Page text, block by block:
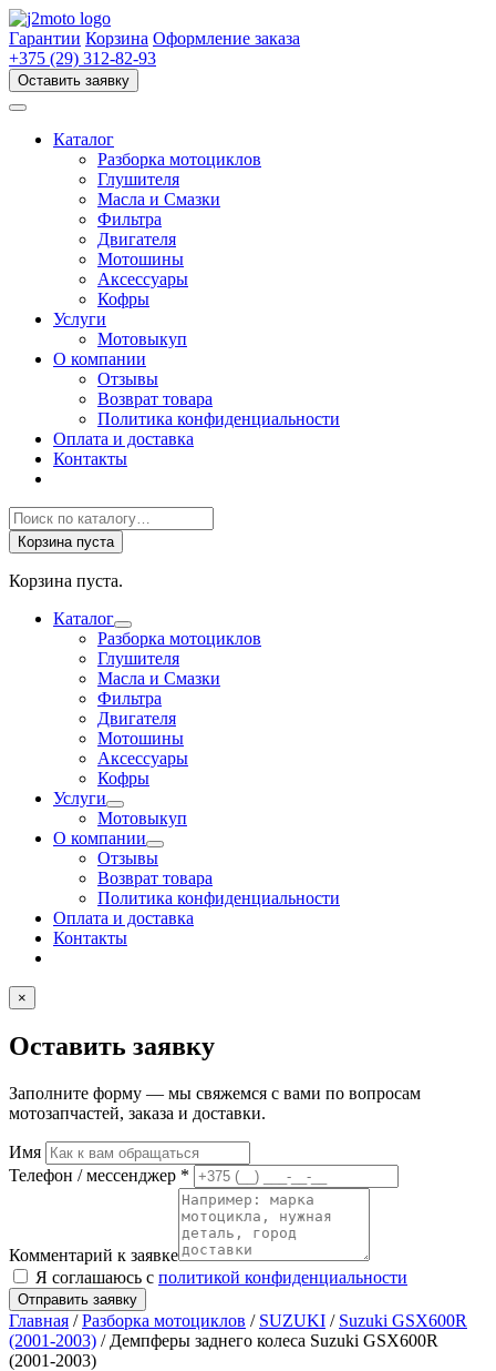
Перейти
к
содержимому
Гарантии Корзина Оформление заказа
+375 (29) 312-82-93
Оставить заявку
Каталог
Разборка мотоциклов
Глушителя
Масла и Смазки
Фильтра
Двигателя
Мотошины
Аксессуары
Кофры
Услуги
Мотовыкуп
О компании
Отзывы
Возврат товара
Политика конфиденциальности
Оплата и доставка
Контакты
Поиск
товаров
Корзина пуста
Корзина пуста.
Каталог
Разборка мотоциклов
Глушителя
Масла и Смазки
Фильтра
Двигателя
Мотошины
Аксессуары
Кофры
Услуги
Мотовыкуп
О компании
Отзывы
Возврат товара
Политика конфиденциальности
Оплата и доставка
Контакты
×
Оставить заявку
Заполните форму — мы свяжемся с вами по вопросам
мотозапчастей, заказа и доставки.
Имя
Телефон / мессенджер *
Комментарий к заявке
Я соглашаюсь с политикой конфиденциальности
Отправить заявку
Главная /Разборка мотоциклов / SUZUKI / Suzuki GSX600R
(2001-2003) / Демпферы заднего колеса Suzuki GSX600R
(2001-2003)